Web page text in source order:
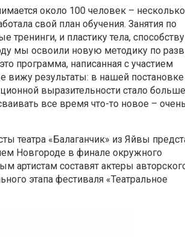
около 100 человек – несколько
свой план обучения. Занятия по
и пластику тела,
мы освоили новую методику по
программа, написанная с участием
вижу результаты: в нашей
выразительности стало
все время что-то новое – очень
театра «Балаганчик» из Яйвы
Новгороде в финале окружного
составят актеры
этапа фестиваля «Театральное